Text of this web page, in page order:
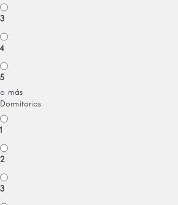
3
4
5
o más
Dormitorios
1
2
3